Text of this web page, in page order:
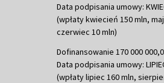
Data podpisania umowy:
(wpłaty kwiecień 150 mln,
czerwiec 10 mln)
Dofinansowanie 170 000
Data podpisania umowy:
(wpłaty lipiec 160 mln,